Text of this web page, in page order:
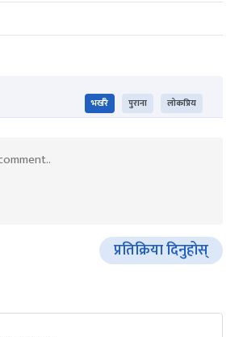
भर्खरै पुराना लोकप्रिय
प्रतिक्रिया दिनुहोस्